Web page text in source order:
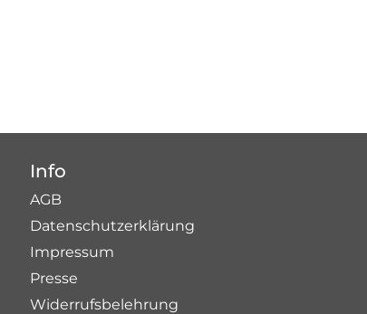
Info
AGB
Datenschutzerklärung
Impressum
Presse
Widerrufsbelehrung